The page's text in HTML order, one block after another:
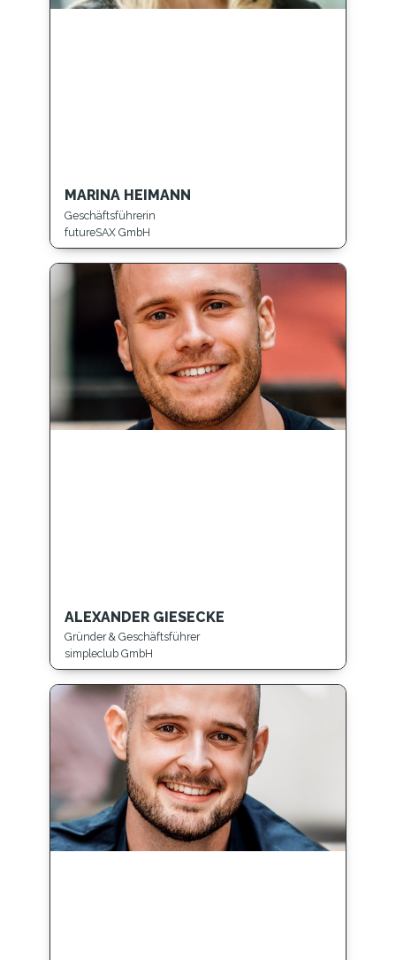
MARINA HEIMANN
Geschäftsführerin
futureSAX GmbH
ALEXANDER GIESECKE
Gründer & Geschäftsführer
simpleclub GmbH